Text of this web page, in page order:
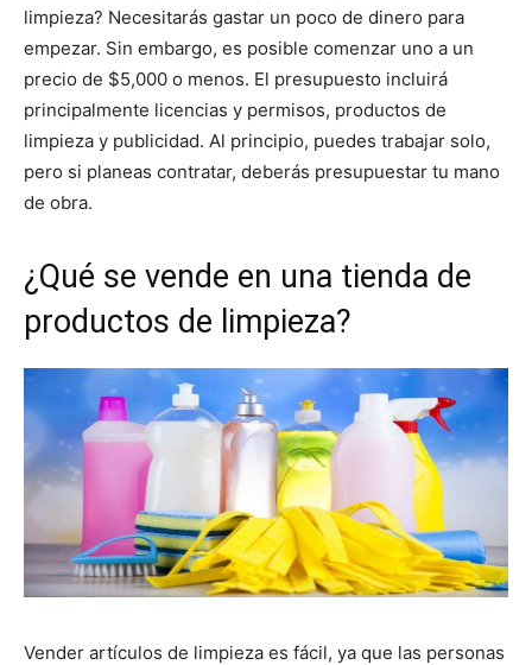
limpieza? Necesitarás gastar un poco de dinero para
empezar. Sin embargo, es posible comenzar uno a un
precio de $5,000 o menos. El presupuesto incluirá
principalmente licencias y permisos, productos de
limpieza y publicidad. Al principio, puedes trabajar solo,
pero si planeas contratar, deberás presupuestar tu mano
de obra.
¿Qué se vende en una tienda de
productos de limpieza?
Vender artículos de limpieza es fácil, ya que las personas